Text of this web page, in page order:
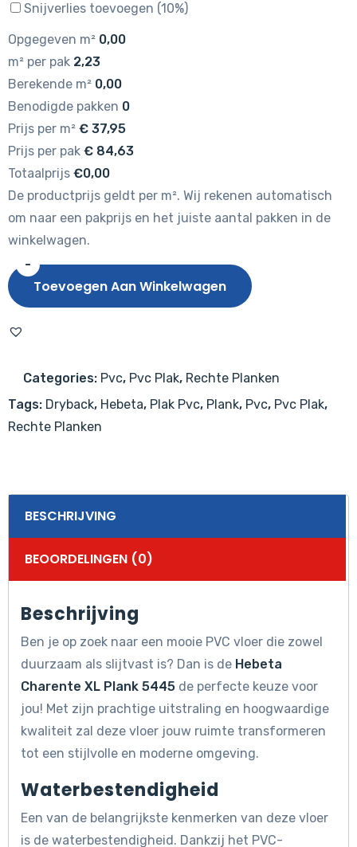
Snijverlies toevoegen (10%)
Opgegeven m² 0,00
m² per pak 2,23
Berekende m² 0,00
Benodigde pakken 0
Prijs per m² € 37,95
Prijs per pak € 84,63
Totaalprijs €0,00
De productprijs geldt per m². Wij rekenen automatisch
om naar een pakprijs en het juiste aantal pakken in de
winkelwagen.
-
Hebeta
Charente
Plank
aantal
Toevoegen Aan Winkelwagen
Categories: Pvc, Pvc Plak, Rechte Planken
Tags: Dryback, Hebeta, Plak Pvc, Plank, Pvc, Pvc Plak,
Rechte Planken
BESCHRIJVING
BEOORDELINGEN (0)
Beschrijving
Ben je op zoek naar een mooie PVC vloer die zowel
duurzaam als slijtvast is? Dan is de Hebeta
Charente XL Plank 5445 de perfecte keuze voor
jou! Met zijn prachtige uitstraling en hoogwaardige
kwaliteit zal deze vloer jouw ruimte transformeren
tot een stijlvolle en moderne omgeving.
Waterbestendigheid
Een van de belangrijkste kenmerken van deze vloer
is de waterbestendigheid. Dankzij het PVC-